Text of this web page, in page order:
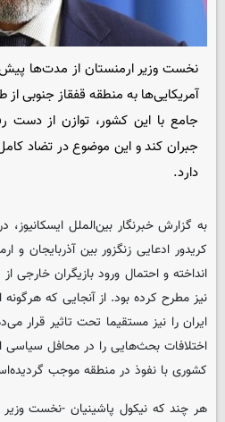
نخست وزیر ارمنستان از مدت‌ها
آمریکایی‌ها به منطقه قفقاز جنوبی
جامع با این کشور، توازن از دست
جبران کند و این موضوع در تضاد کامل
دارد.
به گزارش خبرنگار بین‌الملل ایسکانیوز،
کریدور ادعایی زنگزور بین آذربایجان و
انداخته و احتمال ورود بازیگران خارجی
نیز مطرح کرده بود. از آنجایی که
ایران را نیز مستقیما تحت تاثیر قرار
اختلافات بحث‌هایی را در محافل
کشوری با نفوذ در منطقه موجب
هر چند که نیکول پاشینیان -نخست وزیر